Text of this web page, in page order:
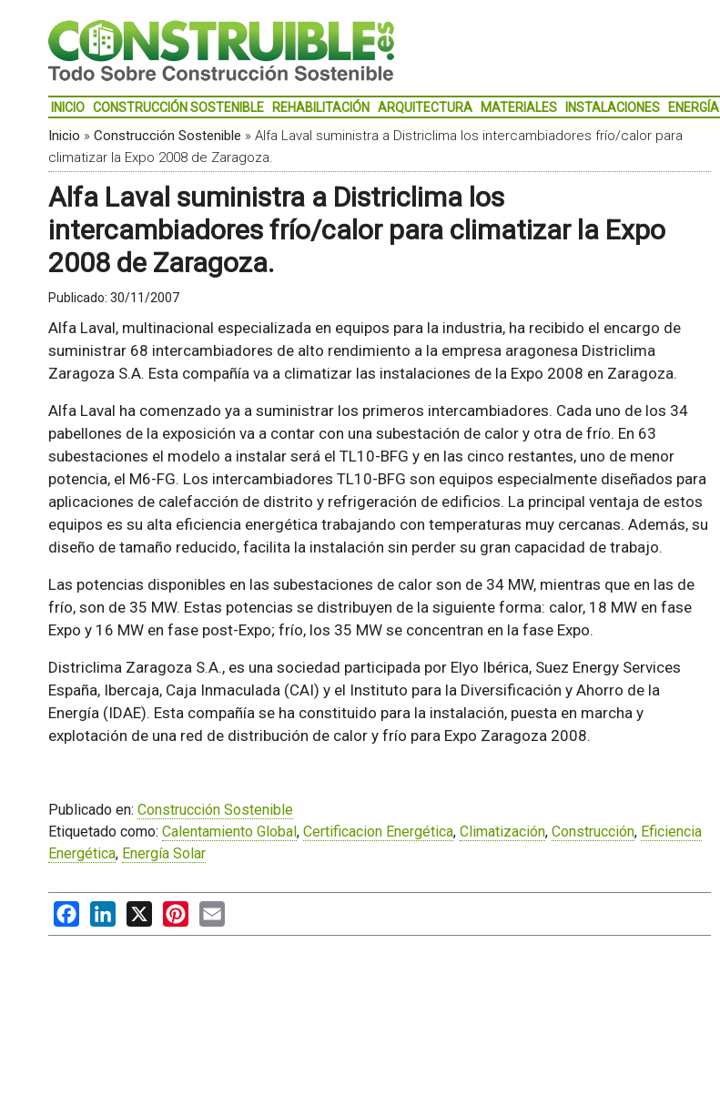
INICIO CONSTRUCCIÓN SOSTENIBLE REHABILITACIÓN ARQUITECTURA MATERIALES INSTALACIONES ENERGÍA
Inicio » Construcción Sostenible » Alfa Laval suministra a Districlima los intercambiadores frío/calor para
climatizar la Expo 2008 de Zaragoza.
Alfa Laval suministra a Districlima los
intercambiadores frío/calor para climatizar la Expo
2008 de Zaragoza.
Publicado: 30/11/2007
Alfa Laval, multinacional especializada en equipos para la industria, ha recibido el encargo de
suministrar 68 intercambiadores de alto rendimiento a la empresa aragonesa Districlima
Zaragoza S.A. Esta compañía va a climatizar las instalaciones de la Expo 2008 en Zaragoza.
Alfa Laval ha comenzado ya a suministrar los primeros intercambiadores. Cada uno de los 34
pabellones de la exposición va a contar con una subestación de calor y otra de frío. En 63
subestaciones el modelo a instalar será el TL10-BFG y en las cinco restantes, uno de menor
potencia, el M6-FG. Los intercambiadores TL10-BFG son equipos especialmente diseñados para
aplicaciones de calefacción de distrito y refrigeración de edificios. La principal ventaja de estos
equipos es su alta eficiencia energética trabajando con temperaturas muy cercanas. Además, su
diseño de tamaño reducido, facilita la instalación sin perder su gran capacidad de trabajo.
Las potencias disponibles en las subestaciones de calor son de 34 MW, mientras que en las de
frío, son de 35 MW. Estas potencias se distribuyen de la siguiente forma: calor, 18 MW en fase
Expo y 16 MW en fase post-Expo; frío, los 35 MW se concentran en la fase Expo.
Districlima Zaragoza S.A., es una sociedad participada por Elyo Ibérica, Suez Energy Services
España, Ibercaja, Caja Inmaculada (CAI) y el Instituto para la Diversificación y Ahorro de la
Energía (IDAE). Esta compañía se ha constituido para la instalación, puesta en marcha y
explotación de una red de distribución de calor y frío para Expo Zaragoza 2008.
Publicado en: Construcción Sostenible
Etiquetado como: Calentamiento Global, Certificacion Energética, Climatización, Construcción, Eficiencia
Energética, Energía Solar
FacebookLinkedIn
X PinterestEmail